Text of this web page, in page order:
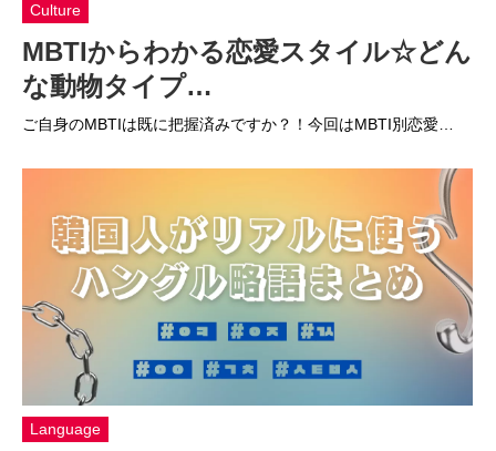
Culture
MBTIからわかる恋愛スタイル☆どん
な動物タイプ…
ご自身のMBTIは既に把握済みですか？！今回はMBTI別恋愛…
Language